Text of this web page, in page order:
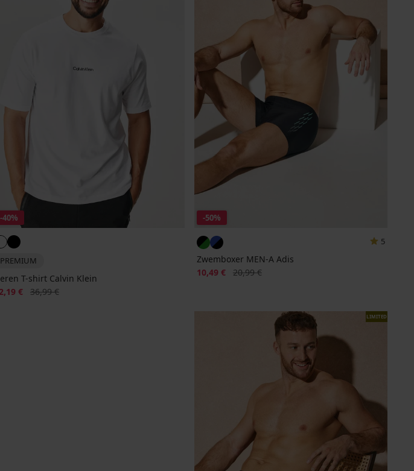
-40%
PREMIUM
T-shirt Calvin Klein
€ Oorspronkelijke prijs
36,99 €
-50%
5
Zwemboxer MEN-A Adis
Korting
10,49 € Oorspronkelijke prijs
20,99 €
LIMITED